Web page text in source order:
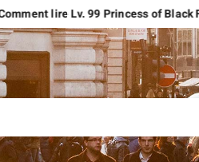
lire Lv. 99 Princess of Black Flame